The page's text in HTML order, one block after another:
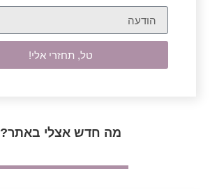
טל, תחזרי אלי!
מה חדש אצלי באתר?